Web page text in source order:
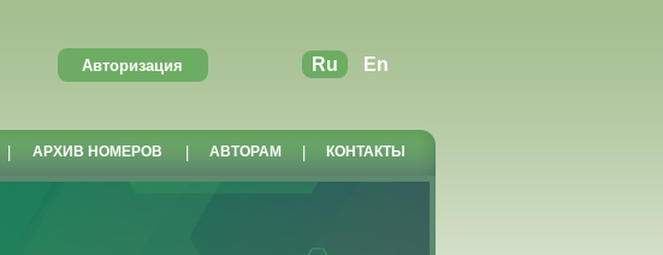
Ru En
АРХИВ НОМЕРОВ АВТОРАМ КОНТАКТЫ